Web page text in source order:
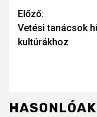
Continue
Reading
Előző:
Vetési tanácsok
kultúrákhoz